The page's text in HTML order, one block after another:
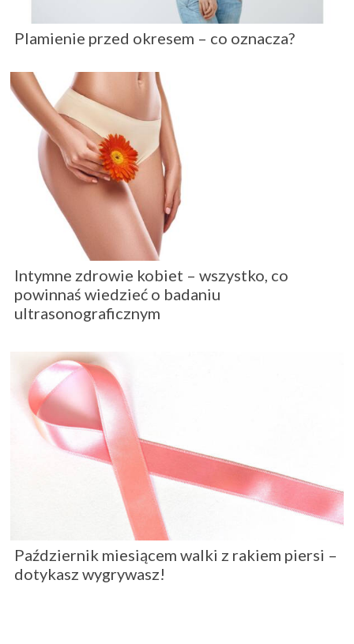
Plamienie przed okresem – co oznacza?
Intymne zdrowie kobiet – wszystko, co
powinnaś wiedzieć o badaniu
ultrasonograficznym
Październik miesiącem walki z rakiem piersi –
dotykasz wygrywasz!